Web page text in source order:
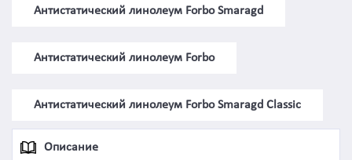
Антистатический линолеум Forbo Smaragd
Антистатический линолеум Forbo
Антистатический линолеум Forbo Smaragd Classic
Описание